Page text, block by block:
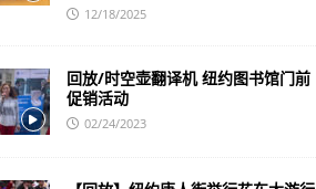
12/18/2025
回放/时空壶翻译机 纽约图书馆门前
促销活动
02/24/2023